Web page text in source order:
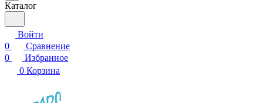
Каталог
Войти
0
Сравнение
0
Избранное
0 Корзина